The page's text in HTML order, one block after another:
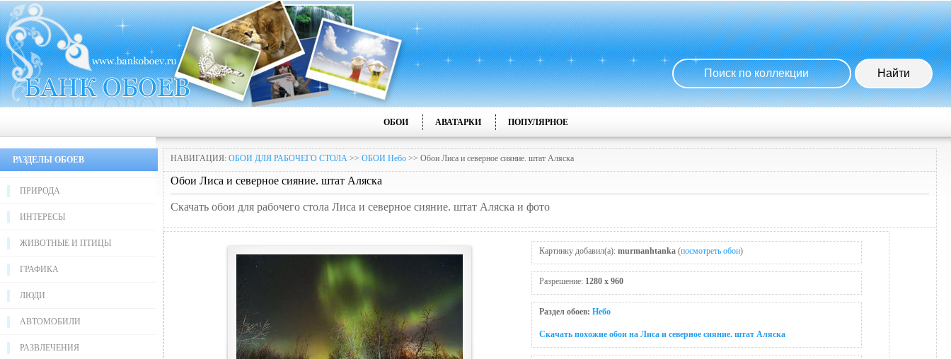
ОБОИ АВАТАРКИ ПОПУЛЯРНОЕ
РАЗДЕЛЫ ОБОЕВ
ПРИРОДА
ИНТЕРЕСЫ
ЖИВОТНЫЕ И ПТИЦЫ
ГРАФИКА
ЛЮДИ
АВТОМОБИЛИ
РАЗВЛЕЧЕНИЯ
НАВИГАЦИЯ: ОБОИ ДЛЯ РАБОЧЕГО СТОЛА >> ОБОИ Небо >> Обои Лиса и северное сияние. штат Аляска
Обои Лиса и северное сияние. штат Аляска
Скачать обои для рабочего стола Лиса и северное сияние. штат Аляска и фото
Картинку добавил(а): murmanhtanka (посмотреть обои)
Разрешение: 1280 x 960
Раздел обоев: Небо
Скачать похожие обои на Лиса и северное сияние. штат Аляска